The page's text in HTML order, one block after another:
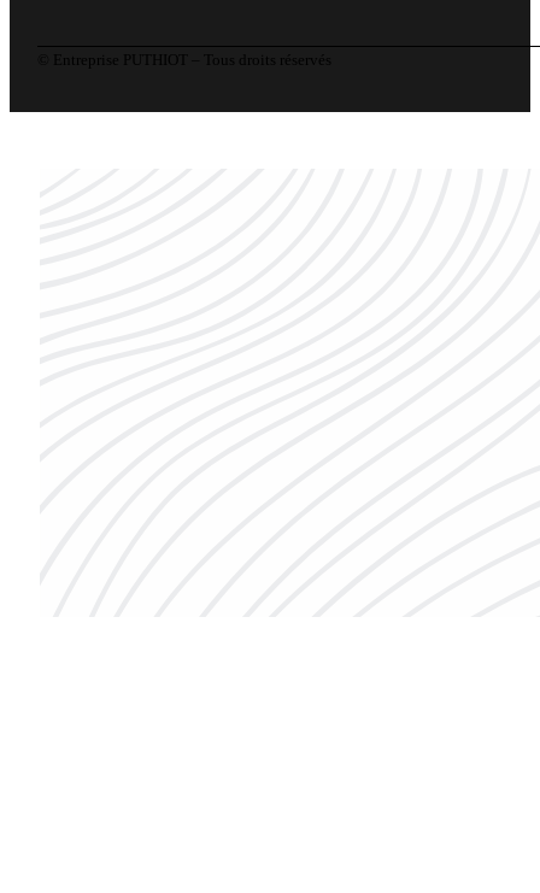
© Entreprise PUTHIOT – Tous droits réservés